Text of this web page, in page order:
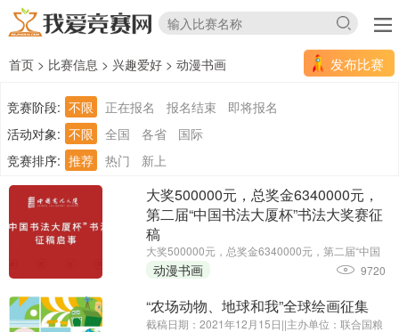
发布比赛
首页 > 比赛信息 > 兴趣爱好 > 动漫书画
竞赛阶段: 不限 正在报名 报名结束
即将报名
活动对象: 不限 全国 各省
国际
竞赛排序: 推荐 热门 新上
大奖500000元，总奖金6340000元，
第二届“中国书法大厦杯”书法大奖赛征
稿
大奖500000元，总奖金6340000元，第二届“中国
书法大厦杯”书法大奖赛征稿||征集截止时间延期
至：2025年6月30日||主办单位：中国书法大厦
动漫书画 9720
“农场动物、地球和我”全球绘画征集
截稿日期：2021年12月15日||主办单位：联合国粮